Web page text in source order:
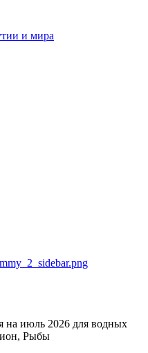
и мира
на июль 2026 для водных
Рыбы